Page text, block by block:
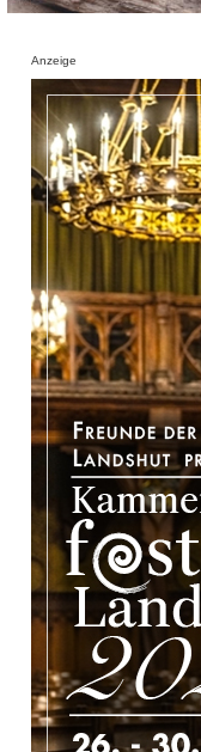
Anzeige